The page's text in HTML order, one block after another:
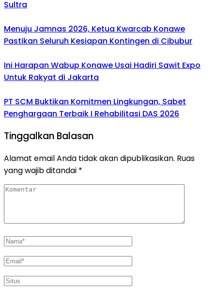
Sultra
Menuju Jamnas 2026, Ketua Kwarcab Konawe
Pastikan Seluruh Kesiapan Kontingen di Cibubur
Ini Harapan Wabup Konawe Usai Hadiri Sawit Expo
Untuk Rakyat di Jakarta
PT SCM Buktikan Komitmen Lingkungan, Sabet
Penghargaan Terbaik I Rehabilitasi DAS 2026
Tinggalkan Balasan
Alamat email Anda tidak akan dipublikasikan. Ruas
yang wajib ditandai *